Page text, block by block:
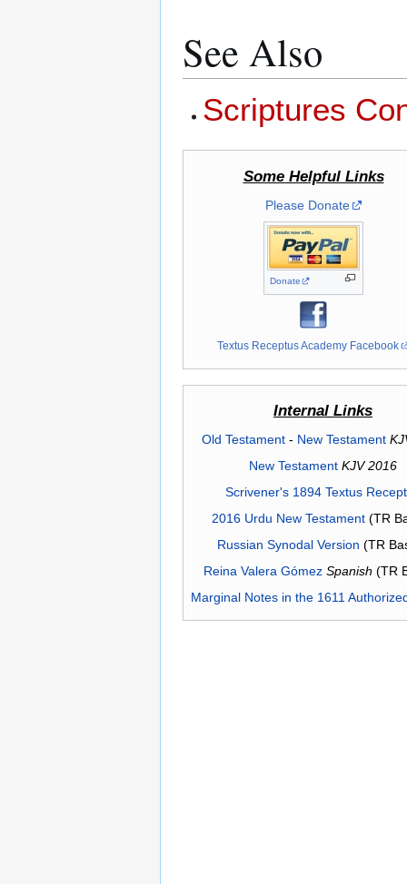
See Also
Scriptures
Some Helpful Links
Please Donate
Donate
Textus Receptus Academy Facebook
Internal Links
Old Testament- New Testament
New Testament KJV 2016
Scrivener's 1894 Textus
2016 Urdu New Testament(TR
Russian Synodal Version (TR
Reina Valera Gómez Spanish (TR
Marginal Notes in the 1611